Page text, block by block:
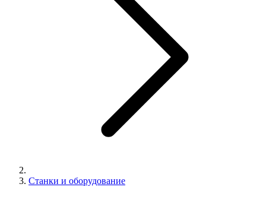
Станки и оборудование